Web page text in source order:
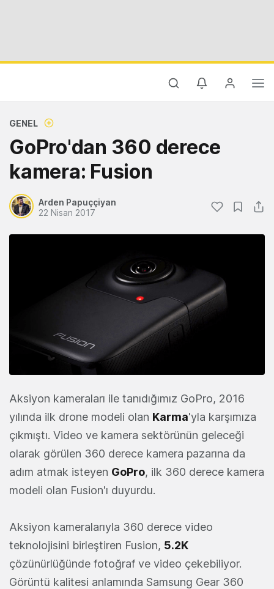
GENEL
GoPro'dan 360 derece
kamera: Fusion
Arden Papuççiyan
22 Nisan 2017
Aksiyon kameraları ile tanıdığımız GoPro, 2016
yılında ilk drone modeli olan Karma'yla karşımıza
çıkmıştı. Video ve kamera sektörünün geleceği
olarak görülen 360 derece kamera pazarına da
adım atmak isteyen GoPro, ilk 360 derece kamera
modeli olan Fusion'ı duyurdu.
Aksiyon kameralarıyla 360 derece video
teknolojisini birleştiren Fusion, 5.2K
çözünürlüğünde fotoğraf ve video çekebiliyor.
Görüntü kalitesi anlamında Samsung Gear 360